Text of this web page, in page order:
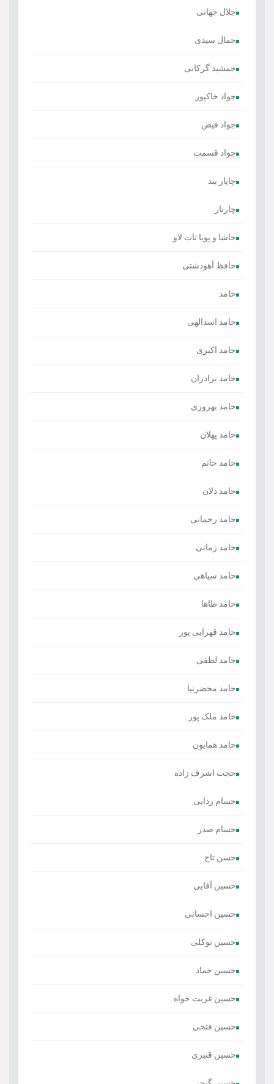
جلال جهانی
جمال سیدی
جمشید گرکانی
جواد خاکپور
جواد فیض
جواد قسمت
چاپار بند
چارتار
حاشا و پویا تات لاو
حافظ آهودشتی
حامد
حامد اسدالهی
حامد اکبری
حامد برادران
حامد بهروزی
حامد پهلان
حامد حاتم
حامد دلان
حامد رحمانی
حامد زمانی
حامد سیاهی
حامد طاها
حامد قهرایی پور
حامد لطفی
حامد محضرنیا
حامد ملک پور
حامد همایون
حجت اشرف زاده
حسام ردایی
حسام صدر
حسن تاج
حسین آقایی
حسین احسانی
حسین توکلی
حسین حماد
حسین غربت خواه
حسین فتحی
حسین قنبری